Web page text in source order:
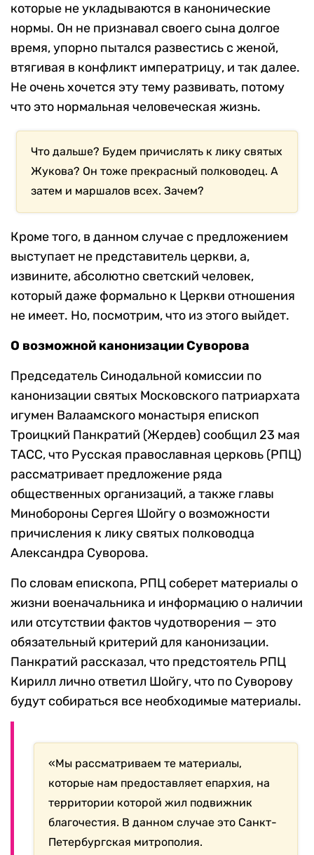
которые не укладываются в канонические
нормы. Он не признавал своего сына долгое
время, упорно пытался развестись с женой,
втягивая в конфликт императрицу, и так далее.
Не очень хочется эту тему развивать, потому
что это нормальная человеческая жизнь.
Что дальше? Будем причислять к лику святых
Жукова? Он тоже прекрасный полководец. А
затем и маршалов всех. Зачем?
Кроме того, в данном случае с предложением
выступает не представитель церкви, а,
извините, абсолютно светский человек,
который даже формально к Церкви отношения
не имеет. Но, посмотрим, что из этого выйдет.
О возможной канонизации Суворова
Председатель Синодальной комиссии по
канонизации святых Московского патриархата
игумен Валаамского монастыря епископ
Троицкий Панкратий (Жердев) сообщил 23 мая
ТАСС, что Русская православная церковь (РПЦ)
рассматривает предложение ряда
общественных организаций, а также главы
Минобороны Сергея Шойгу о возможности
причисления к лику святых полководца
Александра Суворова.
По словам епископа, РПЦ соберет материалы о
жизни военачальника и информацию о наличии
или отсутствии фактов чудотворения — это
обязательный критерий для канонизации.
Панкратий рассказал, что предстоятель РПЦ
Кирилл лично ответил Шойгу, что по Суворову
будут собираться все необходимые материалы.
«Мы рассматриваем те материалы,
которые нам предоставляет епархия, на
территории которой жил подвижник
благочестия. В данном случае это Санкт-
Петербургская митрополия.